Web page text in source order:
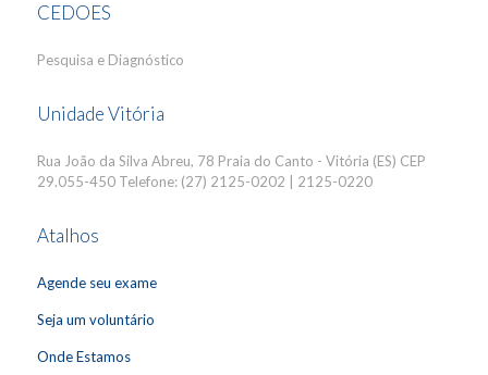
CEDOES
Pesquisa e Diagnóstico
Unidade Vitória
Rua João da Silva Abreu, 78 Praia do Canto - Vitória (ES) CEP
29.055-450 Telefone: (27) 2125-0202 | 2125-0220
Atalhos
Agende seu exame
Seja um voluntário
Onde Estamos